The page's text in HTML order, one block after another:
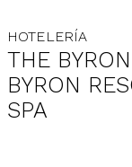
HOTELERÍA
THE
BYRON
SPA